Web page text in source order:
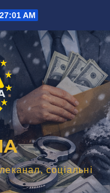
AM
соціальні